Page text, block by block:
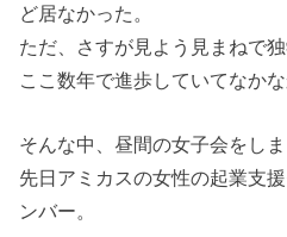
ど居なかった。
ただ、さすが見よう見まねで独
ここ数年で進歩していてなか
そんな中、昼間の女子会をしま
先日アミカスの女性の起業支
ンバー。